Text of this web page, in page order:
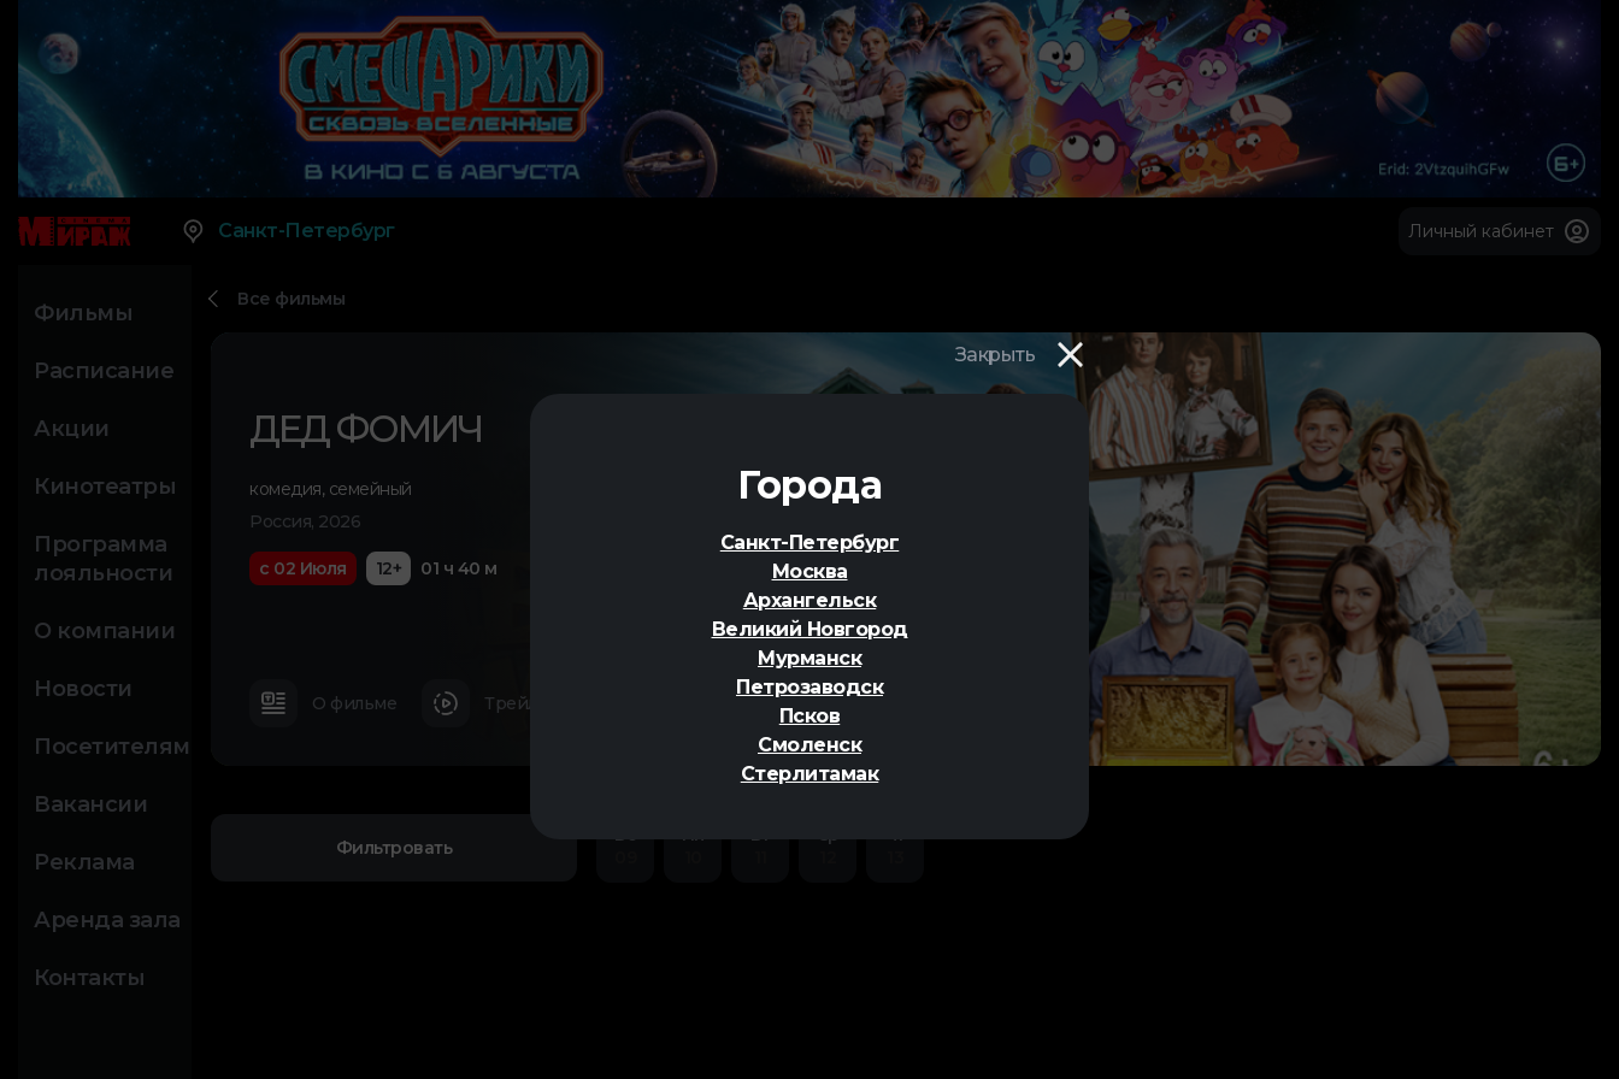
Закрыть
Города
Санкт-Петербург
Москва
Архангельск
Великий Новгород
Мурманск
Петрозаводск
Псков
Смоленск
Стерлитамак
Санкт-Петербург Личный кабинет
Фильмы
Расписание
Акции
Кинотеатры
Программа
лояльности
О компании
Новости
Посетителям
Вакансии
Реклама
Аренда зала
Контакты
Все фильмы
ДЕД ФОМИЧ
комедия,семейный
Россия, 2026
с 02 Июля 12+ 01 ч 40 м
О фильме Трейлер
Фильтровать
Вс
Пн
Вт
Ср
Чт